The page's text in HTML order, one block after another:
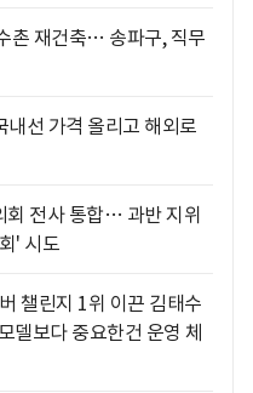
촌 재건축… 송파구, 직무
선 가격 올리고 해외로
회 전사 통합… 과반 지위
' 시도
챌린지 1위 이끈 김태수
델보다 중요한건 운영 체